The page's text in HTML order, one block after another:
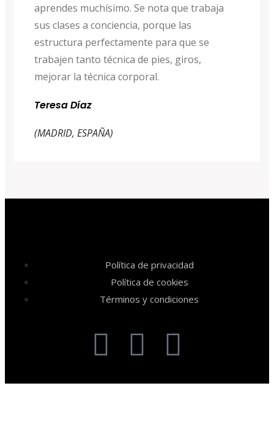
aprendes muchísimo. Se nota que trabaja
sus clases a conciencia, porque las
estructura perfectamente para que se
trabajen tanto técnica de pies, giros,
mejorar la técnica corporal.
Teresa Díaz
(MADRID, ESPAÑA)
Política de privacidad
Política de cookies
Términos y condiciones